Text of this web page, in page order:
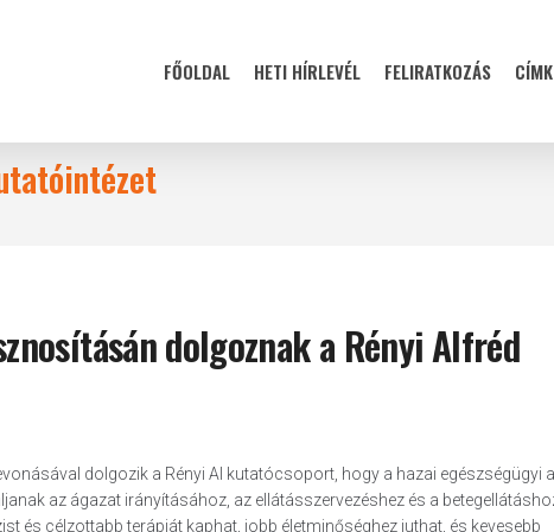
FŐOLDAL HETI HÍRLEVÉL FELIRATKOZÁS
dolgoznak a Rényi Alfréd
dolgozik a Rényi AI kutatócsoport, hogy a hazai egészségügyi
az ágazat irányításához, az ellátásszervezéshez és a
és célzottabb terápiát kaphat, jobb életminőséghez juthat, és kevesebb